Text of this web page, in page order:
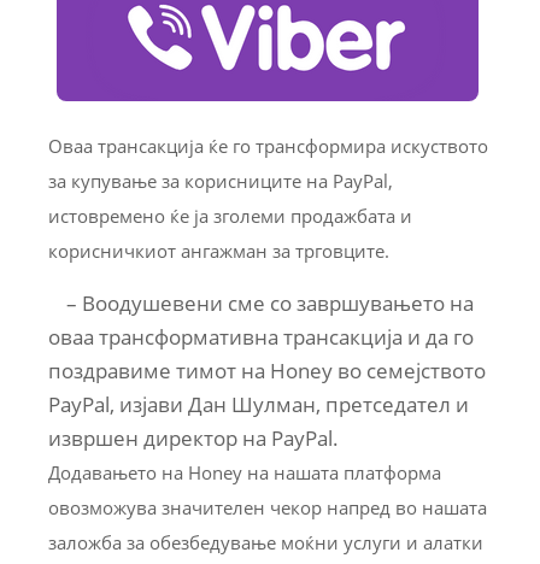
Оваа трансакција ќе го трансформира искуството
за купување за корисниците на PayPal,
истовремено ќе ја зголеми продажбата и
корисничкиот ангажман за трговците.
– Воодушевени сме со завршувањето на
оваа трансформативна трансакција и да го
поздравиме тимот на Honey во семејството
PayPal, изјави Дан Шулман, претседател и
извршен директор на PayPal.
Додавањето на Honey на нашата платформа
овозможува значителен чекор напред во нашата
заложба за обезбедување моќни услуги и алатки